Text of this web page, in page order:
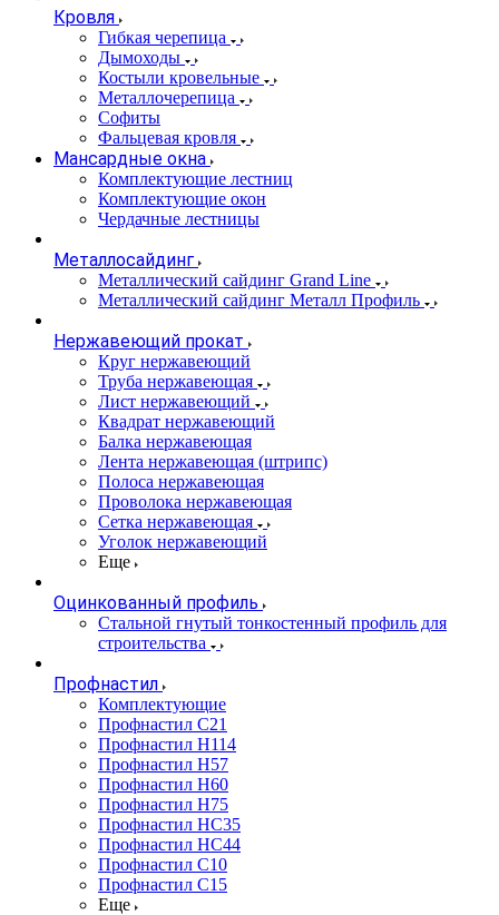
Кровля
Гибкая черепица
Дымоходы
Костыли кровельные
Металлочерепица
Софиты
Фальцевая кровля
Мансардные окна
Комплектующие лестниц
Комплектующие окон
Чердачные лестницы
Металлосайдинг
Металлический сайдинг Grand Line
Металлический сайдинг Металл Профиль
Нержавеющий прокат
Круг нержавеющий
Труба нержавеющая
Лист нержавеющий
Квадрат нержавеющий
Балка нержавеющая
Лента нержавеющая (штрипс)
Полоса нержавеющая
Проволока нержавеющая
Сетка нержавеющая
Уголок нержавеющий
Еще
Оцинкованный профиль
Стальной гнутый тонкостенный профиль для
строительства
Профнастил
Комплектующие
Профнастил C21
Профнастил Н114
Профнастил Н57
Профнастил Н60
Профнастил Н75
Профнастил НС35
Профнастил НС44
Профнастил С10
Профнастил С15
Еще